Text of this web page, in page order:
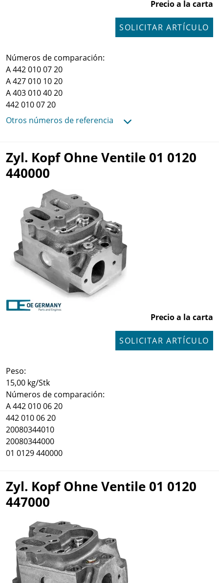
Precio a la carta
SOLICITAR ARTÍCULO
Números de comparación:
A 442 010 07 20
A 427 010 10 20
A 403 010 40 20
442 010 07 20
Otros números de referencia
Zyl. Kopf Ohne Ventile 01 0120
440000
Precio a la carta
SOLICITAR ARTÍCULO
Peso:
15,00 kg/Stk
Números de comparación:
A 442 010 06 20
442 010 06 20
20080344010
20080344000
01 0129 440000
Zyl. Kopf Ohne Ventile 01 0120
447000